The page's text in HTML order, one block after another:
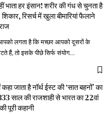
भाता हर इंसान! शरीर की गंध से चुनता है
शिकार, रिसर्च में खुला बीमारियां फैलाने
लगता है कि मच्छर आपको दूसरों के
हैं, तो इसके पीछे सिर्फ संयोग…
जाता है नॉर्थ ईस्ट की ‘सात बहनों’ का
साल की राजशाही से भारत का 22वां
पूरी कहानी